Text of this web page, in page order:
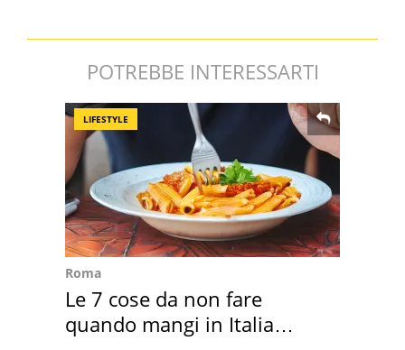
POTREBBE INTERESSARTI
LIFESTYLE
Roma
Le 7 cose da non fare
quando mangi in Italia